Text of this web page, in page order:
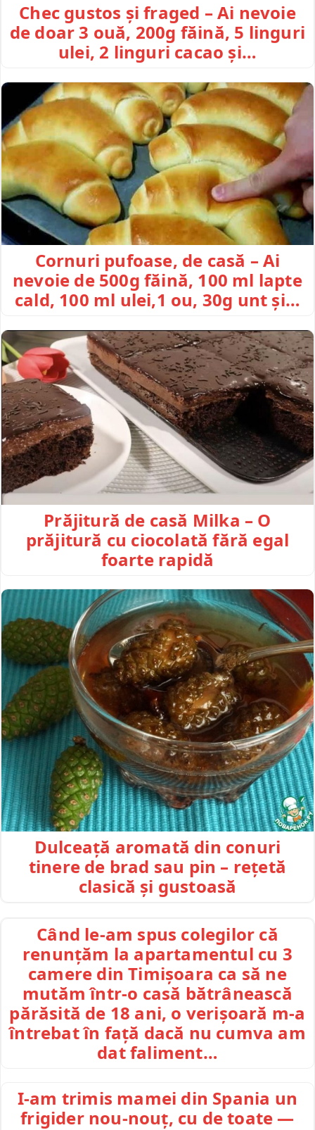
Chec gustos și fraged – Ai nevoie
de doar 3 ouă, 200g făină, 5 linguri
ulei, 2 linguri cacao și…
Cornuri pufoase, de casă – Ai
nevoie de 500g făină, 100 ml lapte
cald, 100 ml ulei,1 ou, 30g unt și…
Prăjitură de casă Milka – O
prăjitură cu ciocolată fără egal
foarte rapidă
Dulceață aromată din conuri
tinere de brad sau pin – rețetă
clasică și gustoasă
Când le-am spus colegilor că
renunțăm la apartamentul cu 3
camere din Timișoara ca să ne
mutăm într-o casă bătrânească
părăsită de 18 ani, o verișoară m-a
întrebat în față dacă nu cumva am
dat faliment…
I-am trimis mamei din Spania un
frigider nou-nouț, cu de toate —